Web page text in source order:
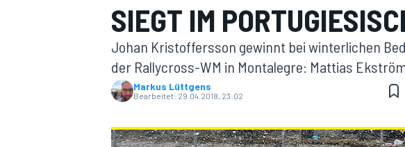
MOTOGP
SIEGT IM
Johan Kristoffersson gewinnt bei winterlichen
der Rallycross-WM in Montalegre: Mattias
Markus Lüttgens
Bearbeitet: 29.04.2018, 23:02